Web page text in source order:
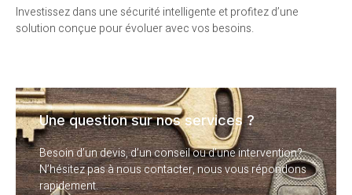
Investissez dans une sécurité intelligente et profitez d’une
solution conçue pour évoluer avec vos besoins.
Une question sur nos services ?
Besoin d’un devis, d’un conseil ou d’une intervention?
N’hésitez pas à nous contacter, nous vous répondons
rapidement.